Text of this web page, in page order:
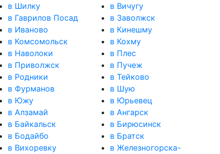
в Шилку
в Вичугу
в Гаврилов Посад
в Заволжск
в Иваново
в Кинешму
в Комсомольск
в Кохму
в Наволоки
в Плес
в Приволжск
в Пучеж
в Родники
в Тейково
в Фурманов
в Шую
в Южу
в Юрьевец
в Алзамай
в Ангарск
в Байкальск
в Бирюсинск
в Бодайбо
в Братск
в Вихоревку
в Железногорска-